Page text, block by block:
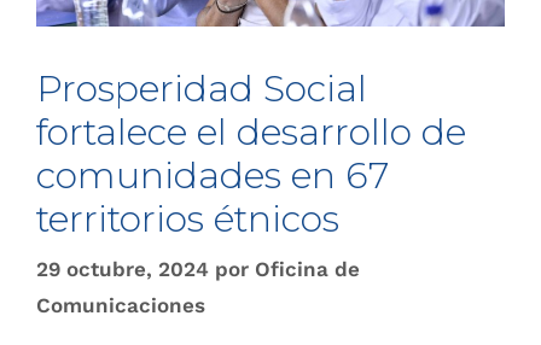
Prosperidad Social
fortalece el desarrollo de
comunidades en 67
territorios étnicos
29 octubre, 2024 por Oficina de
Comunicaciones